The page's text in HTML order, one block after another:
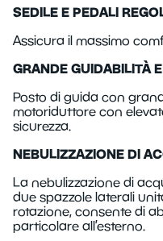
SEDILE E PEDALI
Assicura il massimo
GRANDE GUIDABILITÀ
Posto di guida con
motoriduttore con
sicurezza.
NEBULIZZAZIONE DI
La nebulizzazione di
due spazzole laterali
rotazione, consente di
particolare all’esterno.